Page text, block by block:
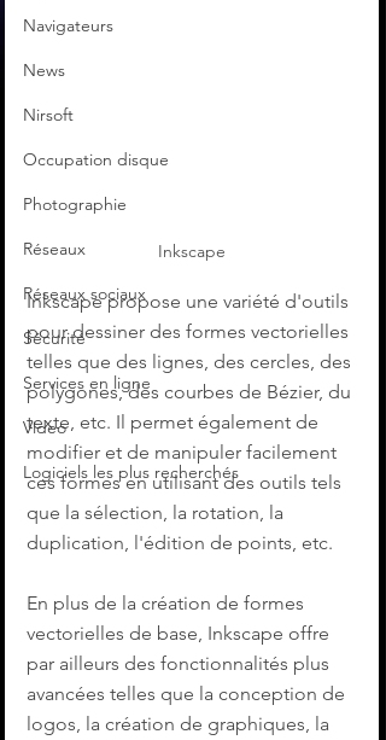
Navigateurs
News
Nirsoft
Occupation disque
Photographie
Réseaux
Réseaux sociaux
Sécurité
Services en ligne
Video
Logiciels les plus recherchés
Inkscape
Inkscape propose une variété d'outils
pour dessiner des formes vectorielles
telles que des lignes, des cercles, des
polygones, des courbes de Bézier, du
texte, etc. Il permet également de
modifier et de manipuler facilement
ces formes en utilisant des outils tels
que la sélection, la rotation, la
duplication, l'édition de points, etc.
En plus de la création de formes
vectorielles de base, Inkscape offre
par ailleurs des fonctionnalités plus
avancées telles que la conception de
logos, la création de graphiques, la